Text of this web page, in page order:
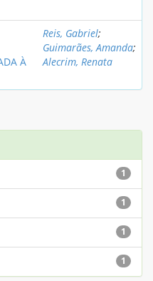
À
Reis, Gabriel;
Guimarães, Amanda;
Alecrim, Renata
1
1
1
1